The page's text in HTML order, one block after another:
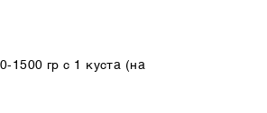
1500 гр с 1 куста (на